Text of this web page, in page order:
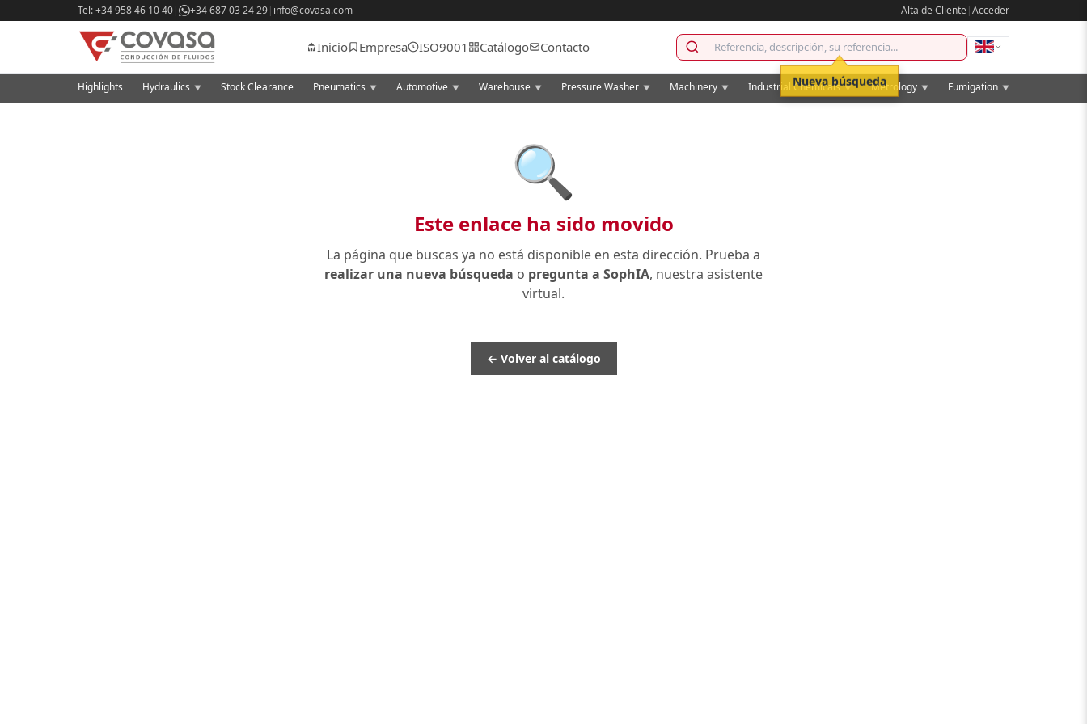
Tel: +34 958 46 10 40| +34 687 03 24 29| info@covasa.com Alta de Cliente|Acceder
Inicio Empresa ISO9001 Catálogo Contacto
Highlights Hydraulics ▼ Stock Clearance Pneumatics ▼ Automotive ▼ Warehouse ▼ Pressure Washer ▼ Machinery ▼ Industrial Chemicals▼ Metrology ▼ Fumigation ▼
🔍
Este enlace ha sido movido
La página que buscas ya no está disponible en esta dirección. Prueba a
realizar una nueva búsqueda o pregunta a SophIA, nuestra asistente
virtual.
Nueva búsqueda
← Volver al catálogo